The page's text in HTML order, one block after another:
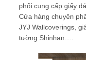
phối cung cấp giấy
Cửa hàng chuyên
JYJ Wallcoverings,
tường Shinhan….